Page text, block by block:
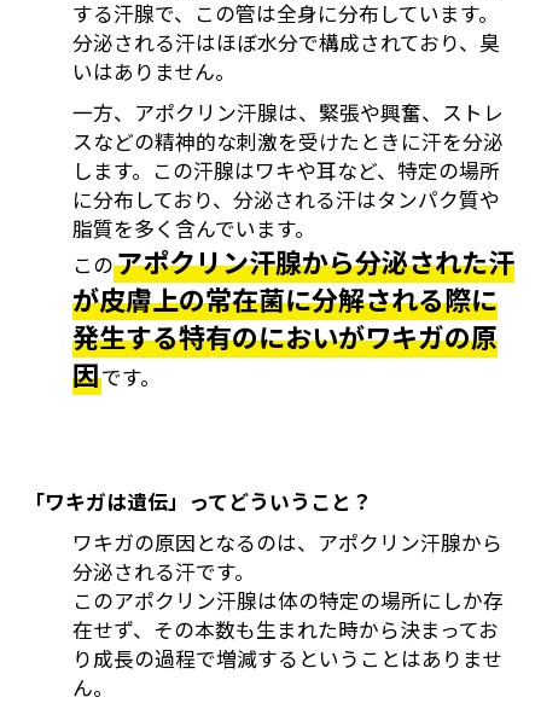
する汗腺で、この管は全身に分布しています。
分泌される汗はほぼ水分で構成されており、臭
いはありません。
一方、アポクリン汗腺は、緊張や興奮、ストレ
スなどの精神的な刺激を受けたときに汗を分泌
します。この汗腺はワキや耳など、特定の場所
に分布しており、分泌される汗はタンパク質や
脂質を多く含んでいます。
このアポクリン汗腺から分泌された汗
が皮膚上の常在菌に分解される際に
発生する特有のにおいがワキガの原
因です。
「ワキガは遺伝」ってどういうこと？
ワキガの原因となるのは、アポクリン汗腺から
分泌される汗です。
このアポクリン汗腺は体の特定の場所にしか存
在せず、その本数も生まれた時から決まってお
り成長の過程で増減するということはありませ
ん。